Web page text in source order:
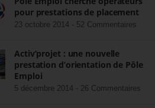
pour prestations de placement
23 octobre 2014 - 52 Commentaires
Activ’projet : une nouvelle
prestation d’orientation de Pôle
Emploi
5 décembre 2014 - 26 Commentaires